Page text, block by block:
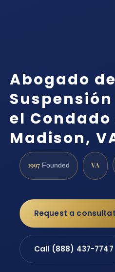
Abogado de
Suspensión
el Condado
Madison,
1997 Founded VA
Request a
Call (888) 437-7747